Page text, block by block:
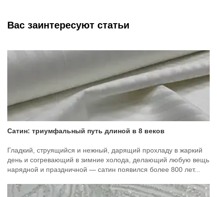
Вас заинтересуют статьи
Сатин: триумфальный путь длиной в 8 веков
Гладкий, струящийся и нежный, дарящий прохладу в жаркий
день и согревающий в зимние холода, делающий любую вещь
нарядной и праздничной — сатин появился более 800 лет...